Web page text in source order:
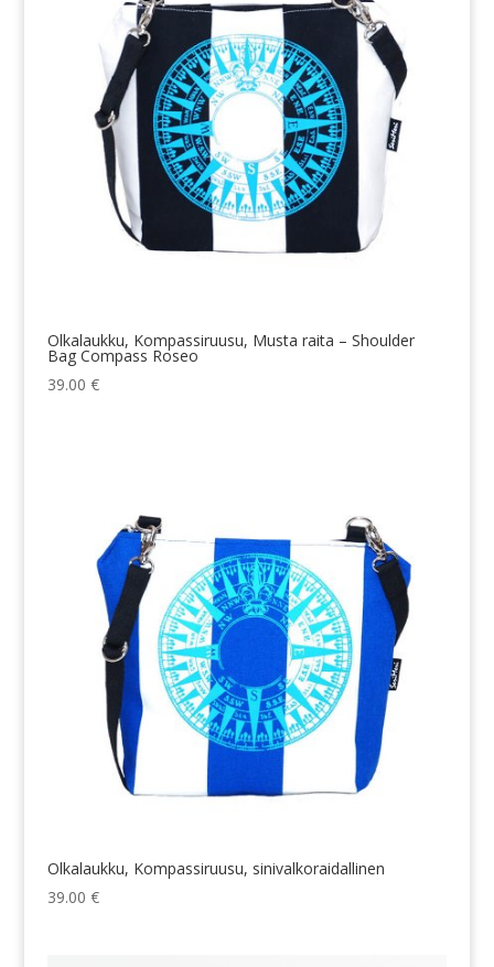
Olkalaukku, Kompassiruusu, Musta raita – Shoulder
Bag Compass Roseo
39.00 €
Olkalaukku, Kompassiruusu, sinivalkoraidallinen
39.00 €